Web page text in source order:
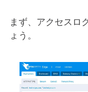
まず、アクセスロ
ょう。